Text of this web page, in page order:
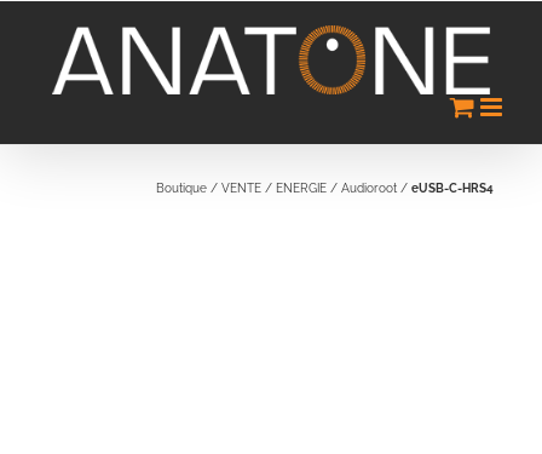
Boutique / VENTE / ENERGIE / Audioroot / eUSB-C-HRS4